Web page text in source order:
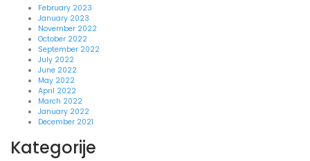
February 2023
January 2023
November 2022
October 2022
September 2022
July 2022
June 2022
May 2022
April 2022
March 2022
January 2022
December 2021
Kategorije